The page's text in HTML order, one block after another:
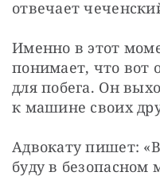
отвечает
Именно в этот
понимает, что
для побега. Он
к машине своих
Адвокату пишет:
буду в безопасном